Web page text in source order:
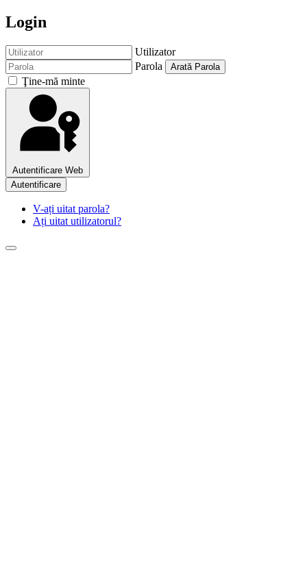
Login
Utilizator
Parola
Arată Parola
Ţine-mă minte
Autentificare Web
Autentificare
V-ați uitat parola?
Ați uitat utilizatorul?